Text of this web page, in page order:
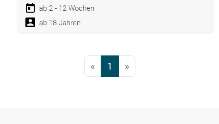
ab 2 - 12 Wochen
ab 18 Jahren
« 1 »